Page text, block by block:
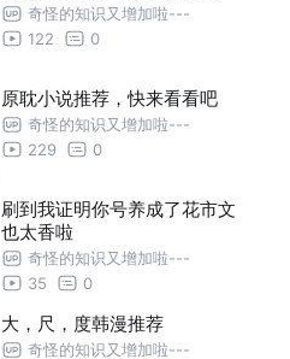
奇怪的知识又增加啦---
122
0
原耽小说推荐，快来看看吧
奇怪的知识又增加啦---
229
0
刷到我证明你号养成了花市文
也太香啦
奇怪的知识又增加啦---
35
0
大，尺，度韩漫推荐
奇怪的知识又增加啦---